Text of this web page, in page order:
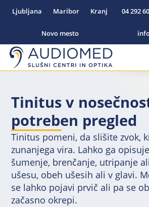
Ljubljana Maribor Kranj
Novo mesto
04 292
Tinitus v
potreben pregled
Tinitus pomeni, da slišite zvok,
zunanjega vira. Lahko ga
šumenje, brenčanje, utripanje
ušesu, obeh ušesih ali v glavi.
se lahko pojavi prvič ali pa se
začasno okrepi.